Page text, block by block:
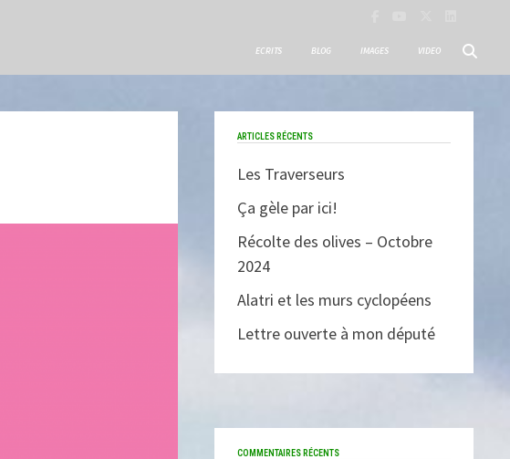
ECRITS BLOG IMAGES VIDEO
ARTICLES RÉCENTS
Les Traverseurs
Ça gèle par ici!
Récolte des olives – Octobre
2024
Alatri et les murs cyclopéens
Lettre ouverte à mon député
COMMENTAIRES RÉCENTS